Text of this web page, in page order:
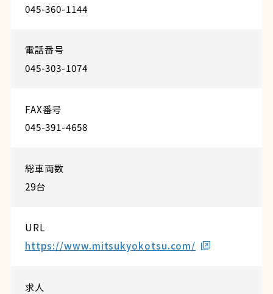
045-360-1144
電話番号
045-303-1074
FAX番号
045-391-4658
総車両数
29台
URL
https://www.mitsukyokotsu.com/
求人